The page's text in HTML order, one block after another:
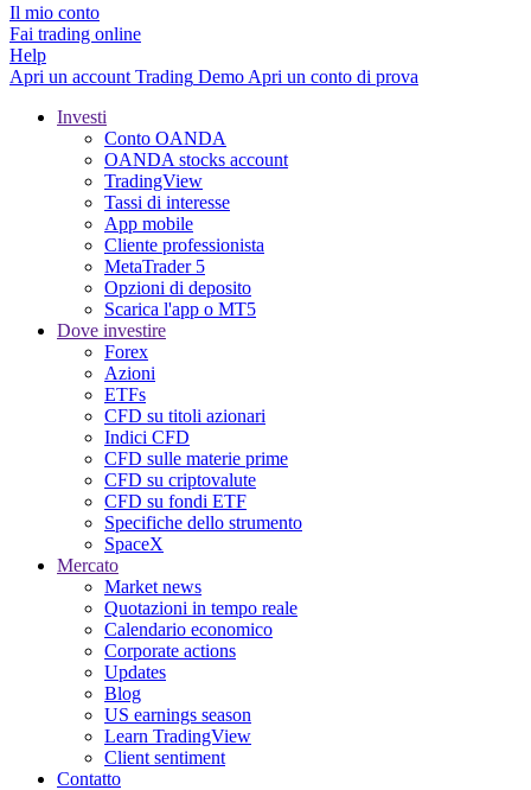
Il mio conto
Fai trading online
Help
Apri un account Trading Demo Apri un conto di prova
Investi
Conto OANDA
OANDA stocks account
TradingView
Tassi di interesse
App mobile
Cliente professionista
MetaTrader 5
Opzioni di deposito
Scarica l'app o MT5
Dove investire
Forex
Azioni
ETFs
CFD su titoli azionari
Indici CFD
CFD sulle materie prime
CFD su criptovalute
CFD su fondi ETF
Specifiche dello strumento
SpaceX
Mercato
Market news
Quotazioni in tempo reale
Calendario economico
Corporate actions
Updates
Blog
US earnings season
Learn TradingView
Client sentiment
Contatto